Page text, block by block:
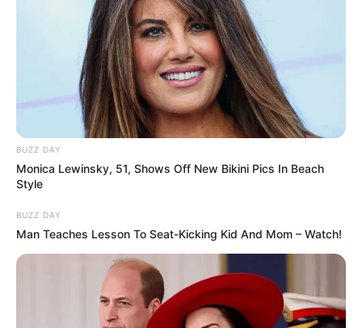
Ви пропустили
ПОДІЇ
«Батько був би живий»: на
Закарпатті злочинець,
чекаючи 7 років на вирок,
побив до смерті пенсіонера
НАМ ПИШУТЬ ПОДІЇ
BUZZ DAY
Monica Lewinsky, 51, Shows Off New Bikini Pics In Beach
Style
BUZZ DAY
Man Teaches Lesson To Seat-Kicking Kid And Mom – Watch!